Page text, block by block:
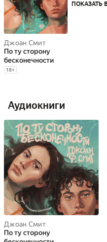
Джоан Смит
По ту сторону
бесконечности
18+
ПОКАЗАТЬ
Аудиокниги
Джоан Смит
По ту сторону